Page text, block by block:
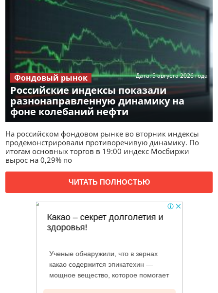
Российские индексы показали
разнонаправленную динамику на
фоне колебаний нефти
Дата:5 августа 2026 года
Фондовый рынок
На российском фондовом рынке во вторник индексы
продемонстрировали противоречивую динамику. По
итогам основных торгов в 19:00 индекс Мосбиржи
вырос на 0,29% по
ЧИТАТЬ ПОЛНОСТЬЮ